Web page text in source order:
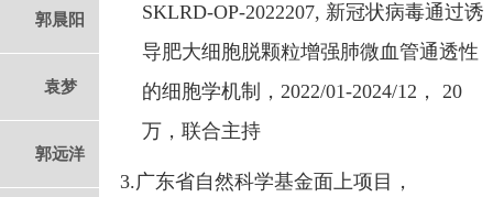
郭晨阳
袁梦
郭远洋
SKLRD-OP-2022207, 新冠状病毒通过诱
导肥大细胞脱颗粒增强肺微血管通透性
的细胞学机制， 2022/01-2024/12 ， 20
万，联合主持
3.广东省自然科学基金面上项目，